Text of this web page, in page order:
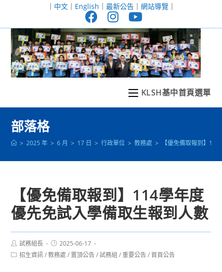
至
｜ 中文｜ English ｜ 最新公告｜ 網站導覽｜
KLSH基中首頁選單
部落格
> 2025 年 > 6 月 > 17 日 > 行政單位 > 教務處 > 【優免備取報到】
【優免備取報到】114學年度
優先免試入學備取生報到人數
Post
author:
試務組長
Post
published:
2025-06-17
Post招生資訊 / 教務處 / 置頂公告 / 試務組 / 重要公告 / 首頁公告